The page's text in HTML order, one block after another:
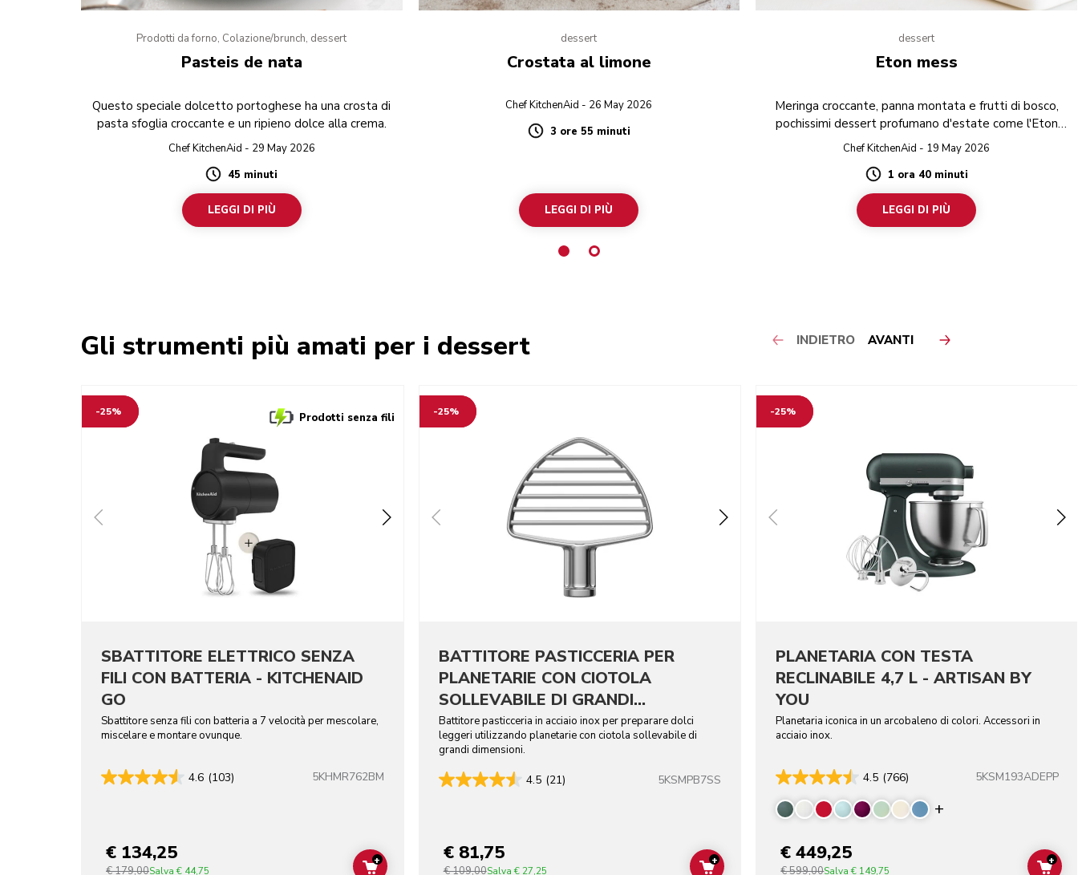
Prodotti da forno, Colazione/brunch, dessert
Pasteis de nata
Questo speciale dolcetto portoghese ha una crosta di
pasta sfoglia croccante e un ripieno dolce alla crema.
Chef KitchenAid - 29 May 2026
Duration
45 minuti
LEGGI DI PIÙ
dessert
Crostata al limone
Chef KitchenAid - 26 May 2026
Duration3 ore 55 minuti
LEGGI DI PIÙ
dessert
Eton mess
Meringa croccante, panna montata e frutti di bosco,
pochissimi dessert profumano d'estate come l'Eton
mess!
Chef KitchenAid - 19 May 2026
Duration1 ora 40 minuti
LEGGI DI PIÙ
Gli strumenti più amati per i dessert INDIETRO AVANTI
-25% Prodotti senza fili
SBATTITORE ELETTRICO SENZA
FILI CON BATTERIA - KITCHENAID
GO
Sbattitore senza fili con batteria a 7 velocità per mescolare,
miscelare e montare ovunque.
4.6 (103) 5KHMR762BM
€ 134,25
€ 179,00Salva € 44,75 ADD TO CART
+
-25%
BATTITORE PASTICCERIA PER
PLANETARIE CON CIOTOLA
SOLLEVABILE DI GRANDI
DIMENSIONI - ACCIAIO INOX
Battitore pasticceria in acciaio inox per preparare dolci
leggeri utilizzando planetarie con ciotola sollevabile di
grandi dimensioni.
4.5 (21) 5KSMPB7SS
€ 81,75
€ 109,00Salva € 27,25 ADD TO CART
+
-25%
PLANETARIA CON TESTA
RECLINABILE 4,7 L - ARTISAN BY
YOU
Planetaria iconica in un arcobaleno di colori. Accessori in
acciaio inox.
4.5 (766) 5KSM193ADEPP
Display more
€ 449,25
€ 599,00Salva € 149,75
+